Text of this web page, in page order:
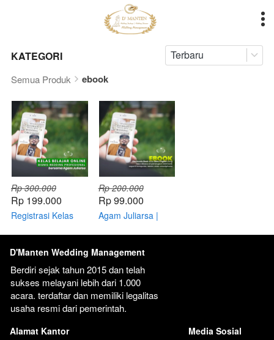
KATEGORI Terbaru
Semua Produk ebook
Rp 300.000
Rp 199.000
Registrasi Kelas
Bisnis Wedding
Profesional (vol.1)
Rp 200.000
Rp 99.000
Agam Juliarsa |
Jutawan Wedding
Organizer
D'Manten Wedding Management
Berdiri sejak tahun 2015 dan telah
sukses melayani lebih dari 1.000
acara. terdaftar dan memiliki legalitas
usaha resmi dari pemerintah.
Alamat Kantor Media Sosial